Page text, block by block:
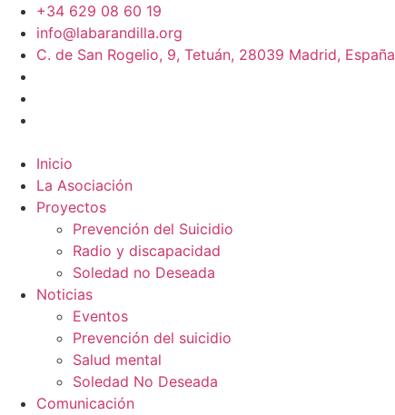
+34 629 08 60 19
info@labarandilla.org
C. de San Rogelio, 9, Tetuán, 28039 Madrid, España
Inicio
La Asociación
Proyectos
Prevención del Suicidio
Radio y discapacidad
Soledad no Deseada
Noticias
Eventos
Prevención del suicidio
Salud mental
Soledad No Deseada
Comunicación